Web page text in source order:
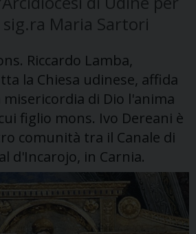
Maria Sartori
Riccardo Lamba,
la Chiesa udinese, affida
di Dio l'anima
figlio mons. Ivo Dereani è
comunità tra il Canale di
d'Incarojo, in Carnia.